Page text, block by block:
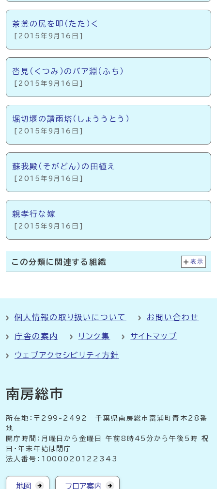
茶釜の尻を叩（たた）く
[2015年9月16日]
沓見（くつみ）のバア淵（ふち）
[2015年9月16日]
堀切堰の請雨塔（しょううとう）
[2015年9月16日]
蘇我殿（そがどん）の田植え
[2015年9月16日]
親孝行な嫁
[2015年9月16日]
この分類に関連する組織 表示
個人情報の取り扱いについて お問い合わせ
庁舎の案内 リンク集 サイトマップ
ウェブアクセシビリティ方針
南房総市
所在地：〒299-2492 千葉県南房総市富浦町青木28番
地
開庁時間：月曜日から金曜日 午前8時45分から午後5時 祝
日・年末年始は閉庁
法人番号：1000020122343
地図 フロア案内